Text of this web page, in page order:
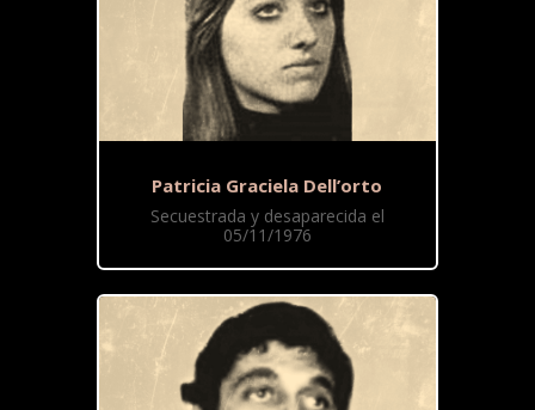
Patricia Graciela Dell’orto
Secuestrada y desaparecida el
05/11/1976